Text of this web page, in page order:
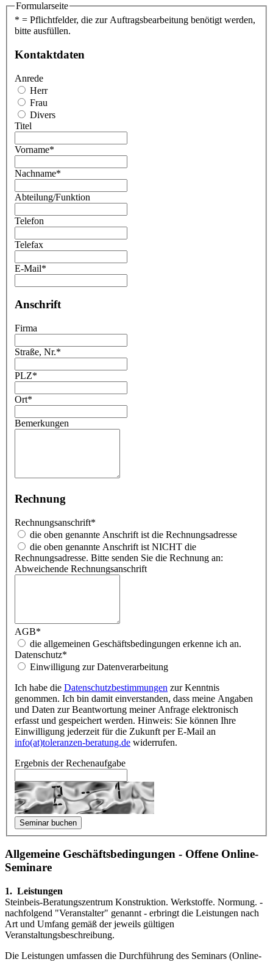
Formularseite
* = Pflichtfelder, die zur Auftragsbearbeitung benötigt werden,
bitte ausfüllen.
Kontaktdaten
Anrede
Herr
Frau
Divers
Titel
Vorname*
Nachname*
Abteilung/Funktion
Telefon
Telefax
E-Mail*
Anschrift
Firma
Straße, Nr.*
PLZ*
Ort*
Bemerkungen
Rechnung
Rechnungsanschrift*
die oben genannte Anschrift ist die Rechnungsadresse
Rechnungsadresse. Bitte senden Sie die Rechnung an:
Abweichende Rechnungsanschrift
AGB*
die allgemeinen Geschäftsbedingungen erkenne ich an.
Datenschutz*
Einwilligung zur Datenverarbeitung
Ich habe die Datenschutzbestimmungen zur Kenntnis
genommen. Ich bin damit einverstanden, dass meine Angaben
und Daten zur Beantwortung meiner Anfrage elektronisch
erfasst und gespeichert werden. Hinweis: Sie können Ihre
Einwilligung jederzeit für die Zukunft per E-Mail an
info(at)toleranzen-beratung.de widerrufen.
Ergebnis der Rechenaufgabe
Allgemeine Geschäftsbedingungen - Offene Online-
Seminare
1. Leistungen
Steinbeis-Beratungszentrum Konstruktion. Werkstoffe. Normung. -
nachfol­gend "Veranstalter" genannt - erbringt die Leistungen nach
Art und Umfang gemäß der jeweils gültigen
Veranstaltungsbeschreibung.
Die Leistungen umfassen die Durchführung des Seminars (Online-